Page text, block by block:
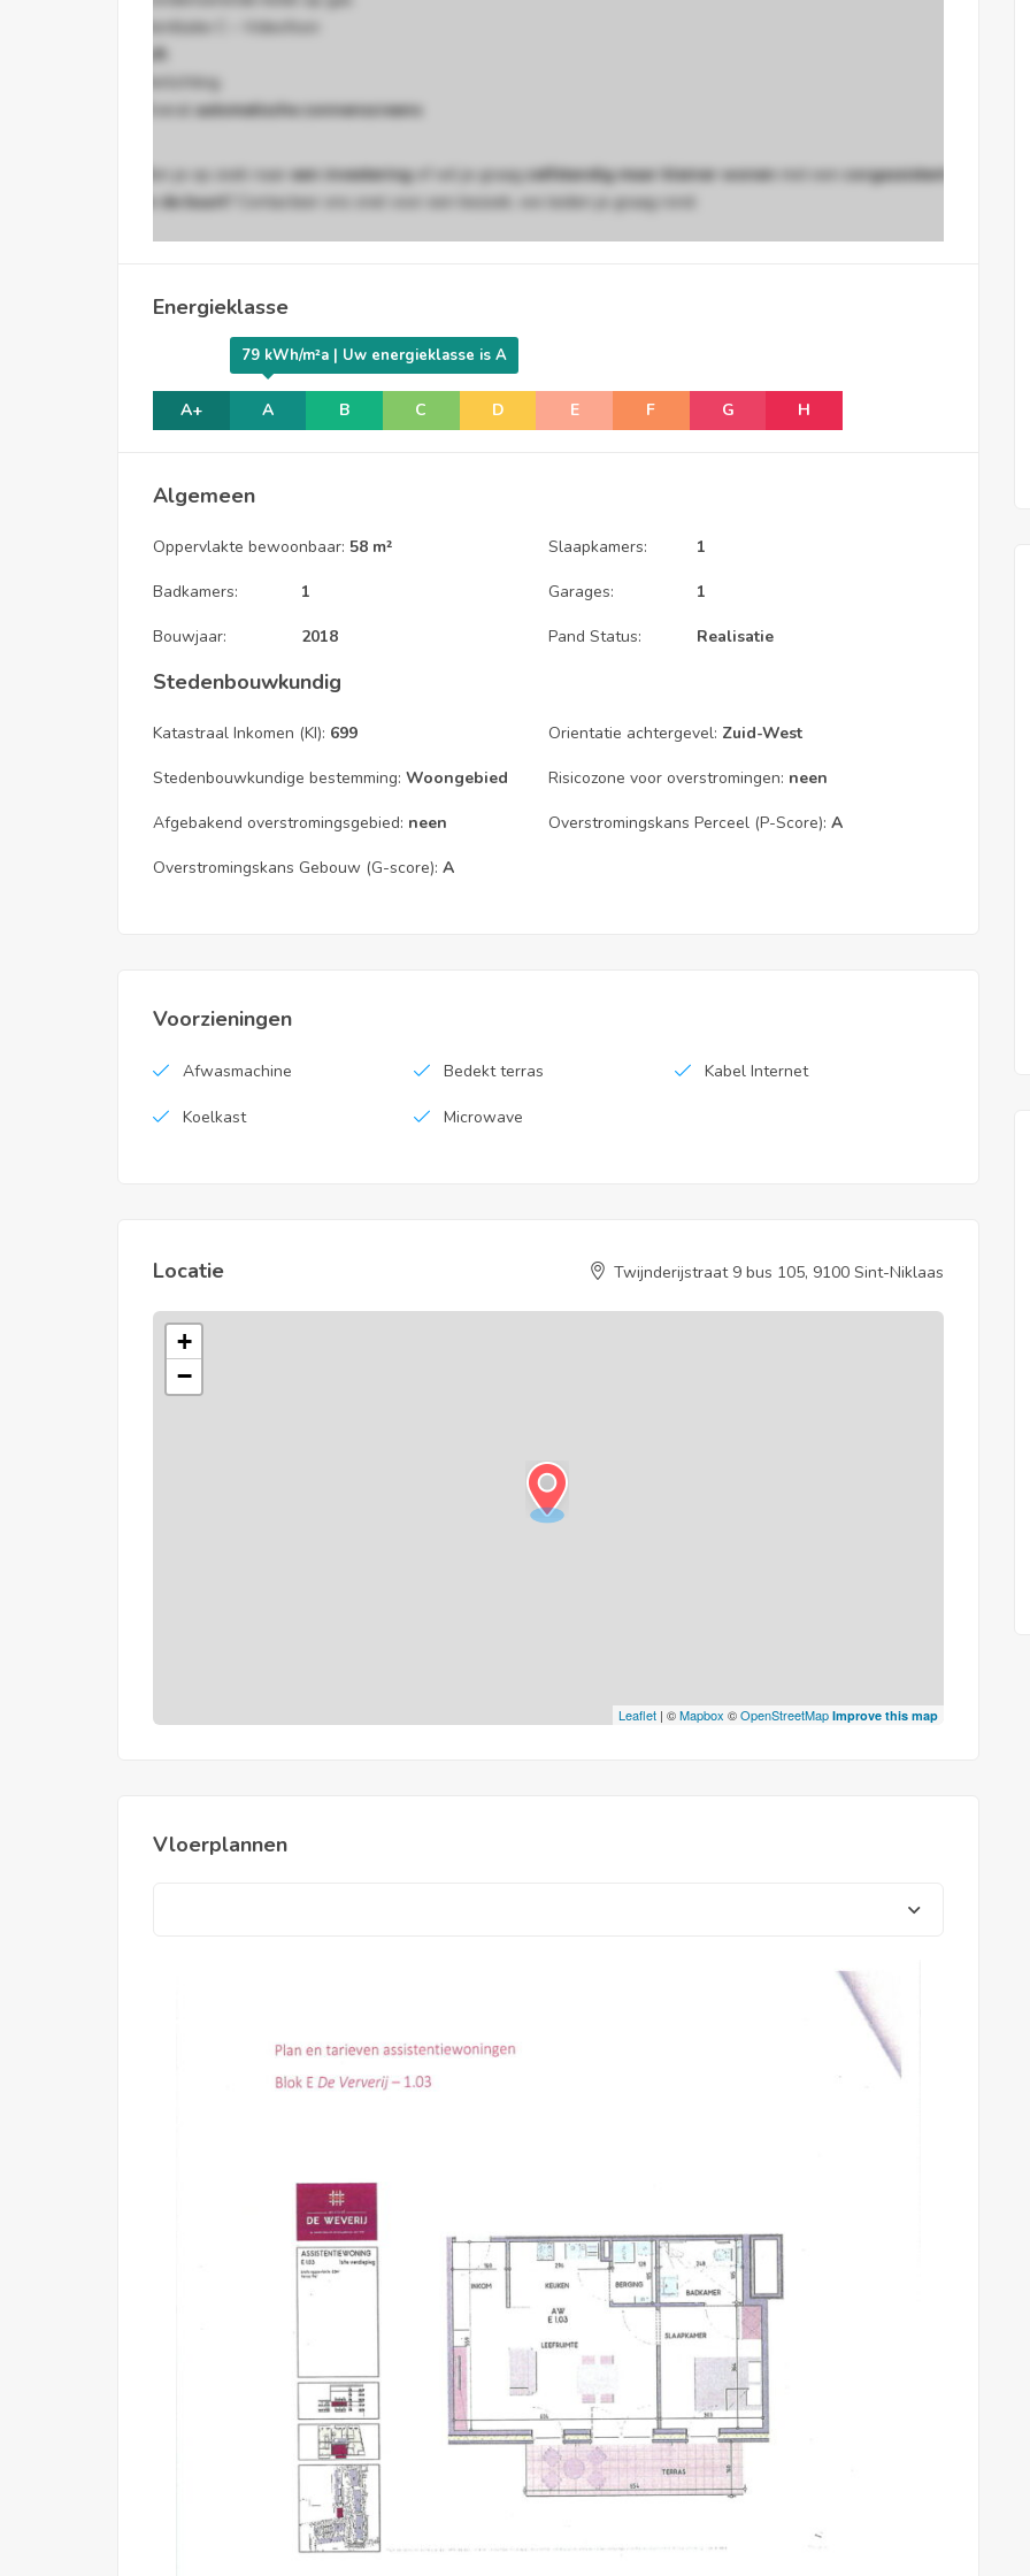
Ventilatie C – Videofoon
Lift
Verlichting
Overal automatische zonnenscreens
Ben je op zoek naar een investeringof wil je graagzelfstandig maar kleiner wonen met een zorgassistent
in de buurt
? Contacteer ons snel voor een bezoek, we leiden je graag rond.
46021-g-2013-928/EP16467/E001/D01/SD015
Energieklasse
A+ A
79 kWh/m²a | Uw energieklasse is A
B C D E F G H
Algemeen
Oppervlakte bewoonbaar: 58 m² Slaapkamers: 1
Badkamers: 1 Garages: 1
Bouwjaar: 2018 Pand Status: Realisatie
Stedenbouwkundig
Katastraal Inkomen (KI): 699 Orientatie achtergevel: Zuid-West
Stedenbouwkundige bestemming: Woongebied Risicozone voor overstromingen: neen
Afgebakend overstromingsgebied: neen Overstromingskans Perceel (P-Score): A
Overstromingskans Gebouw (G-score): A
Voorzieningen
Afwasmachine Bedekt terras Kabel Internet
Koelkast Microwave
Locatie Twijnderijstraat 9 bus 105, 9100 Sint-Niklaas
+
−
Leaflet | ©Mapbox ©OpenStreetMap Improve this map
Vloerplannen